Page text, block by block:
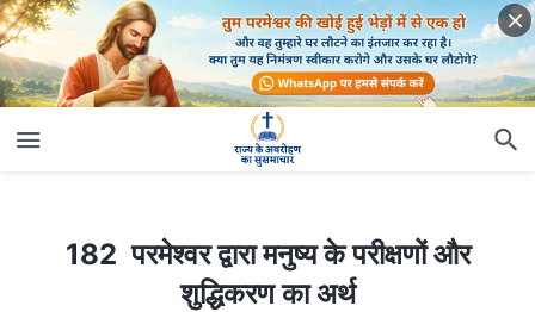
182 परमेश्वर द्वारा मनुष्य के परीक्षणों और शुद्धिकरण का अर्थ
182 परमेश्वर द्वारा मनुष्य के परीक्षणों और
शुद्धिकरण का अर्थ